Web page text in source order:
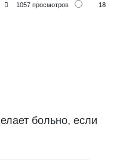
1057 просмотров 18